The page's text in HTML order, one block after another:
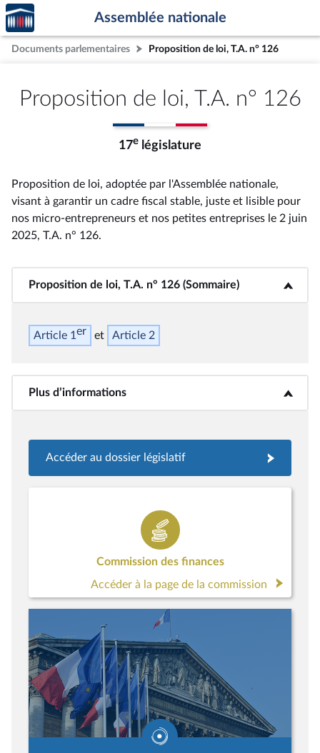
Aller au contenu
Aller en bas de la page
Accèder
à la
page
d'accueil
Assemblée nationale
Documents parlementaires Proposition de loi, T.A. n° 126
Proposition de loi, T.A. n° 126
17e législature
Proposition de loi, adoptée par l'Assemblée nationale,
visant à garantir un cadre fiscal stable, juste et lisible pour
nos micro-entrepreneurs et nos petites entreprises le 2 juin
2025, T.A. n° 126.
Proposition de loi, T.A. n° 126 (Sommaire)
<b>Proposition de loi, T.A. n° 126 (Sommaire)</b>
Article 1er Article 2
Plus d’informations<b>Plus d’informations</b>
Accéder au dossier législatif
Commission des finances
Accéder à la page de la commission